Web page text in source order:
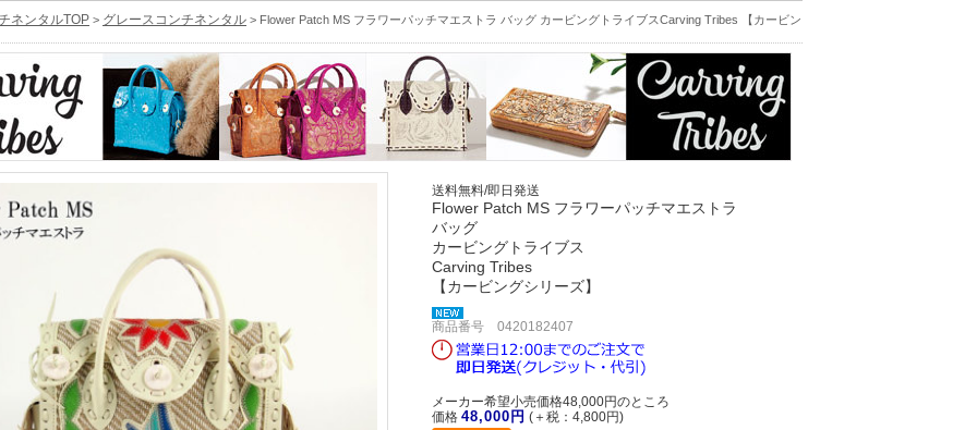
ネンタルTOP > グレースコンチネンタル > Flower Patch MS フラワーパッチマエストラ バッグ カービングトライブスCarving Tribes 【カービン
送料無料/即日発送
Flower Patch MS フラワーパッチマエストラ
バッグ
カービングトライブス
Carving Tribes
【カービングシリーズ】
商品番号 0420182407
メーカー希望小売価格48,000円のところ
価格 48,000円 (＋税：4,800円)